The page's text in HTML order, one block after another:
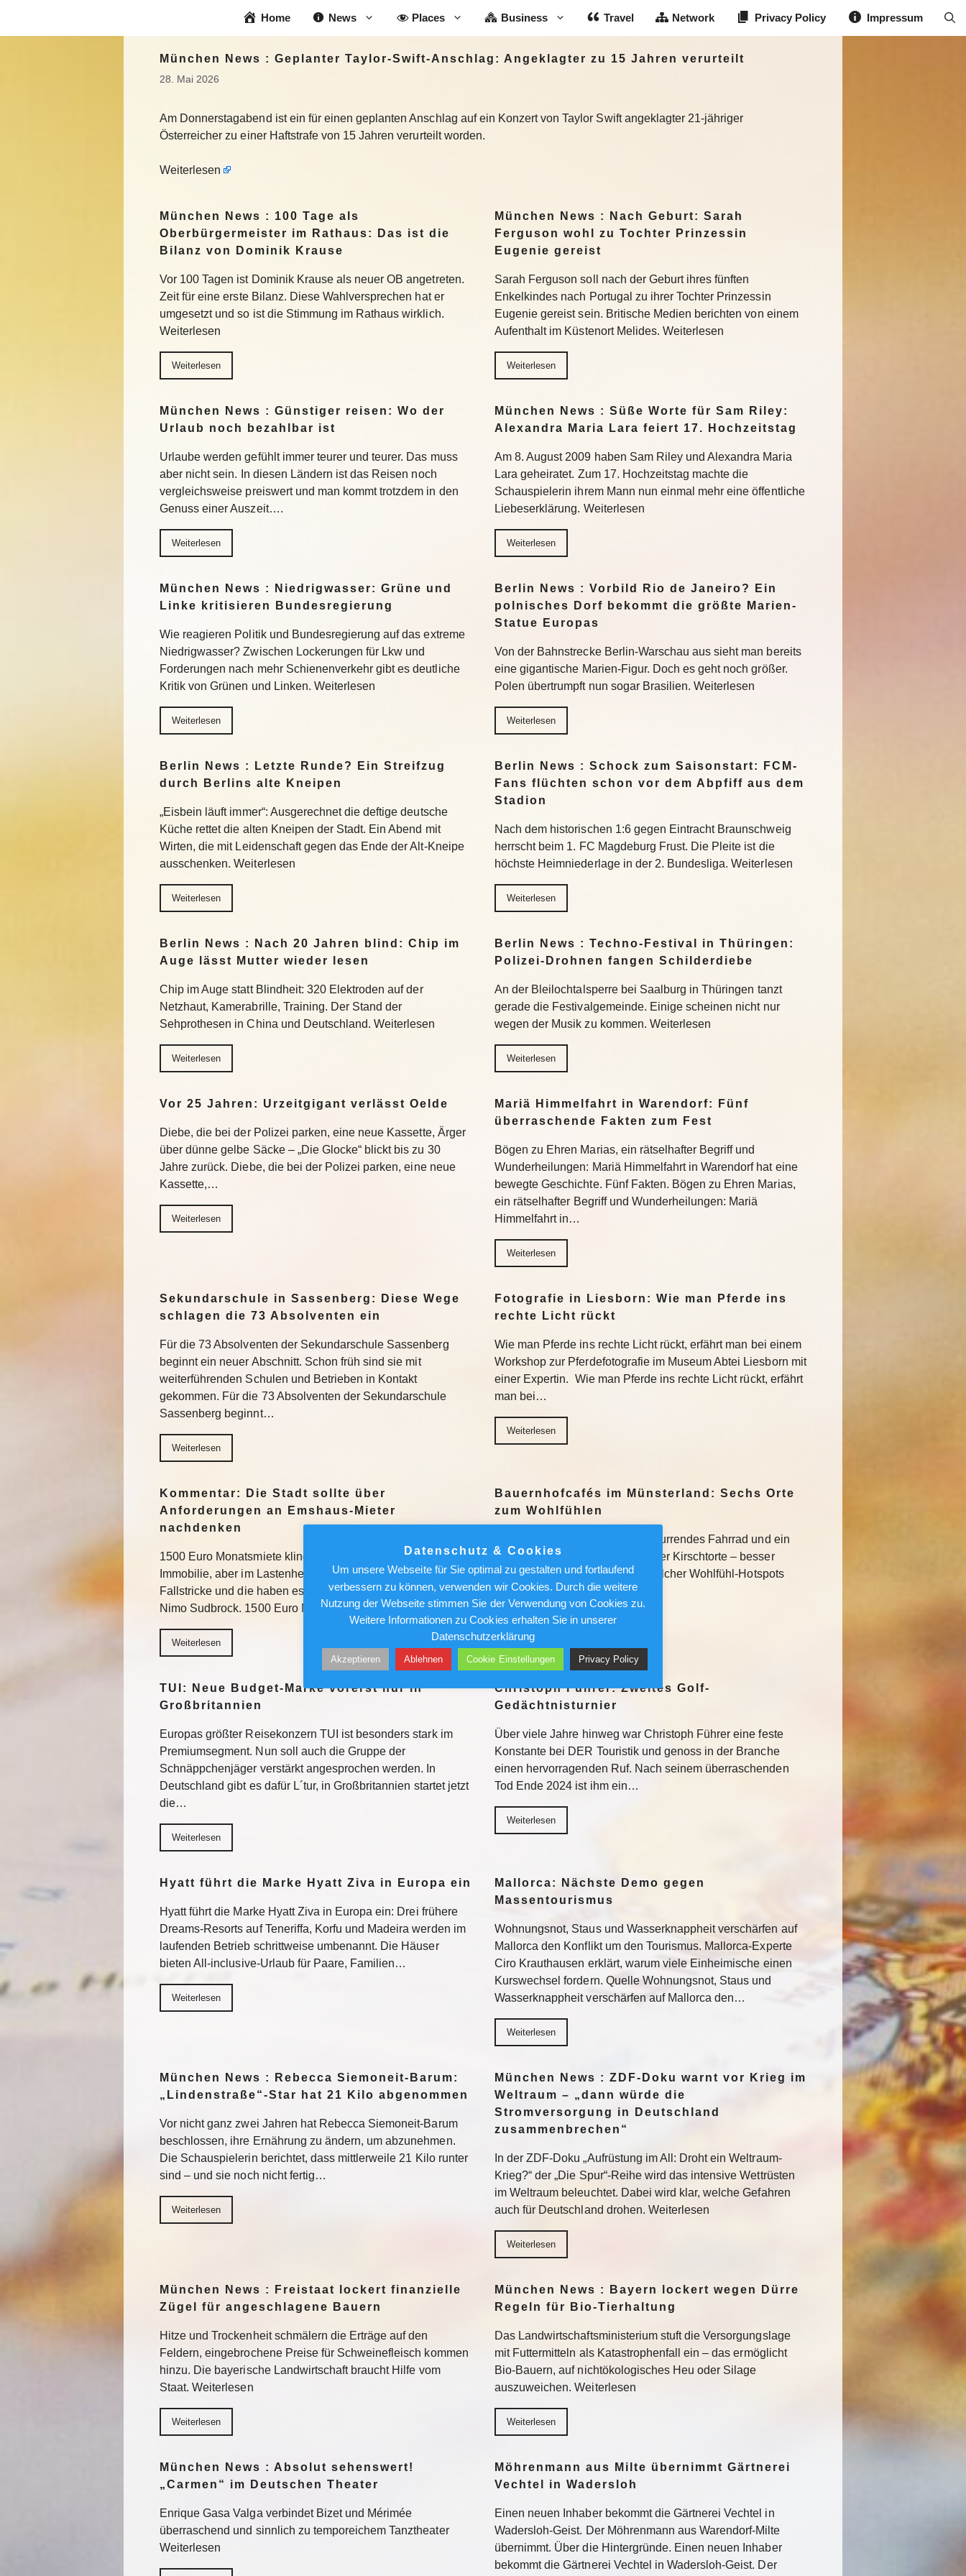
Home News Places Business Travel Network Privacy Policy Impressum
München News : Geplanter Taylor-Swift-Anschlag: Angeklagter zu 15 Jahren verurteilt
28. Mai 2026
Am Donnerstagabend ist ein für einen geplanten Anschlag auf ein Konzert von Taylor Swift angeklagter 21-jähriger
Österreicher zu einer Haftstrafe von 15 Jahren verurteilt worden.
Weiterlesen
München News : 100 Tage als
Oberbürgermeister im Rathaus: Das ist die
Bilanz von Dominik Krause
Vor 100 Tagen ist Dominik Krause als neuer OB angetreten.
Zeit für eine erste Bilanz. Diese Wahlversprechen hat er
umgesetzt und so ist die Stimmung im Rathaus wirklich.
Weiterlesen
Weiterlesen
München News : Nach Geburt: Sarah
Ferguson wohl zu Tochter Prinzessin
Eugenie gereist
Sarah Ferguson soll nach der Geburt ihres fünften
Enkelkindes nach Portugal zu ihrer Tochter Prinzessin
Eugenie gereist sein. Britische Medien berichten von einem
Aufenthalt im Küstenort Melides. Weiterlesen
Weiterlesen
München News : Günstiger reisen: Wo der
Urlaub noch bezahlbar ist
Urlaube werden gefühlt immer teurer und teurer. Das muss
aber nicht sein. In diesen Ländern ist das Reisen noch
vergleichsweise preiswert und man kommt trotzdem in den
Genuss einer Auszeit….
Weiterlesen
München News : Süße Worte für Sam Riley:
Alexandra Maria Lara feiert 17. Hochzeitstag
Am 8. August 2009 haben Sam Riley und Alexandra Maria
Lara geheiratet. Zum 17. Hochzeitstag machte die
Schauspielerin ihrem Mann nun einmal mehr eine öffentliche
Liebeserklärung. Weiterlesen
Weiterlesen
München News : Niedrigwasser: Grüne und
Linke kritisieren Bundesregierung
Wie reagieren Politik und Bundesregierung auf das extreme
Niedrigwasser? Zwischen Lockerungen für Lkw und
Forderungen nach mehr Schienenverkehr gibt es deutliche
Kritik von Grünen und Linken. Weiterlesen
Weiterlesen
Berlin News : Vorbild Rio de Janeiro? Ein
polnisches Dorf bekommt die größte Marien-
Statue Europas
Von der Bahnstrecke Berlin-Warschau aus sieht man bereits
eine gigantische Marien-Figur. Doch es geht noch größer.
Polen übertrumpft nun sogar Brasilien. Weiterlesen
Weiterlesen
Berlin News : Letzte Runde? Ein Streifzug
durch Berlins alte Kneipen
„Eisbein läuft immer“: Ausgerechnet die deftige deutsche
Küche rettet die alten Kneipen der Stadt. Ein Abend mit
Wirten, die mit Leidenschaft gegen das Ende der Alt-Kneipe
ausschenken. Weiterlesen
Weiterlesen
Berlin News : Schock zum Saisonstart: FCM-
Fans flüchten schon vor dem Abpfiff aus dem
Stadion
Nach dem historischen 1:6 gegen Eintracht Braunschweig
herrscht beim 1. FC Magdeburg Frust. Die Pleite ist die
höchste Heimniederlage in der 2. Bundesliga. Weiterlesen
Weiterlesen
Berlin News : Nach 20 Jahren blind: Chip im
Auge lässt Mutter wieder lesen
Chip im Auge statt Blindheit: 320 Elektroden auf der
Netzhaut, Kamerabrille, Training. Der Stand der
Sehprothesen in China und Deutschland. Weiterlesen
Weiterlesen
Berlin News : Techno-Festival in Thüringen:
Polizei-Drohnen fangen Schilderdiebe
An der Bleilochtalsperre bei Saalburg in Thüringen tanzt
gerade die Festivalgemeinde. Einige scheinen nicht nur
wegen der Musik zu kommen. Weiterlesen
Weiterlesen
Vor 25 Jahren: Urzeitgigant verlässt Oelde
Diebe, die bei der Polizei parken, eine neue Kassette, Ärger
über dünne gelbe Säcke – „Die Glocke“ blickt bis zu 30
Jahre zurück. Diebe, die bei der Polizei parken, eine neue
Kassette,…
Weiterlesen
Mariä Himmelfahrt in Warendorf: Fünf
überraschende Fakten zum Fest
Bögen zu Ehren Marias, ein rätselhafter Begriff und
Wunderheilungen: Mariä Himmelfahrt in Warendorf hat eine
bewegte Geschichte. Fünf Fakten. Bögen zu Ehren Marias,
ein rätselhafter Begriff und Wunderheilungen: Mariä
Himmelfahrt in…
Weiterlesen
Sekundarschule in Sassenberg: Diese Wege
schlagen die 73 Absolventen ein
Für die 73 Absolventen der Sekundarschule Sassenberg
beginnt ein neuer Abschnitt. Schon früh sind sie mit
weiterführenden Schulen und Betrieben in Kontakt
gekommen. Für die 73 Absolventen der Sekundarschule
Sassenberg beginnt…
Weiterlesen
Fotografie in Liesborn: Wie man Pferde ins
rechte Licht rückt
Wie man Pferde ins rechte Licht rückt, erfährt man bei einem
Workshop zur Pferdefotografie im Museum Abtei Liesborn mit
einer Expertin. Wie man Pferde ins rechte Licht rückt, erfährt
man bei…
Weiterlesen
Kommentar: Die Stadt sollte über
Anforderungen an Emshaus-Mieter
nachdenken
1500 Euro Monatsmiete klingt nach einer attraktiven
Immobilie, aber im Lastenheft für künftige Mieter lauern auch
Fallstricke und die haben es in sich. Das meint Redakteur
Nimo Sudbrock. 1500 Euro Monatsmiete…
Weiterlesen
Bauernhofcafés im Münsterland: Sechs Orte
zum Wohlfühlen
Ein milder Nachmittag, ein schnurrendes Fahrrad und ein
Bauernhofcafé mit Schwarzwälder Kirschtorte – besser
geht’s nicht. Wir stellen sechs solcher Wohlfühl-Hotspots
vor. Weiterlesen
Weiterlesen
TUI: Neue Budget-Marke vorerst nur in
Großbritannien
Europas größter Reisekonzern TUI ist besonders stark im
Premiumsegment. Nun soll auch die Gruppe der
Schnäppchenjäger verstärkt angesprochen werden. In
Deutschland gibt es dafür L´tur, in Großbritannien startet jetzt
die…
Weiterlesen
Christoph Führer: Zweites Golf-
Gedächtnisturnier
Über viele Jahre hinweg war Christoph Führer eine feste
Konstante bei DER Touristik und genoss in der Branche
einen hervorragenden Ruf. Nach seinem überraschenden
Tod Ende 2024 ist ihm ein…
Weiterlesen
Hyatt führt die Marke Hyatt Ziva in Europa ein
Hyatt führt die Marke Hyatt Ziva in Europa ein: Drei frühere
Dreams-Resorts auf Teneriffa, Korfu und Madeira werden im
laufenden Betrieb schrittweise umbenannt. Die Häuser
bieten All-inclusive-Urlaub für Paare, Familien…
Weiterlesen
Mallorca: Nächste Demo gegen
Massentourismus
Wohnungsnot, Staus und Wasserknappheit verschärfen auf
Mallorca den Konflikt um den Tourismus. Mallorca-Experte
Ciro Krauthausen erklärt, warum viele Einheimische einen
Kurswechsel fordern. Quelle Wohnungsnot, Staus und
Wasserknappheit verschärfen auf Mallorca den…
Weiterlesen
München News : Rebecca Siemoneit-Barum:
„Lindenstraße“-Star hat 21 Kilo abgenommen
Vor nicht ganz zwei Jahren hat Rebecca Siemoneit-Barum
beschlossen, ihre Ernährung zu ändern, um abzunehmen.
Die Schauspielerin berichtet, dass mittlerweile 21 Kilo runter
sind – und sie noch nicht fertig…
Weiterlesen
München News : ZDF-Doku warnt vor Krieg im
Weltraum – „dann würde die
Stromversorgung in Deutschland
zusammenbrechen“
In der ZDF-Doku „Aufrüstung im All: Droht ein Weltraum-
Krieg?“ der „Die Spur“-Reihe wird das intensive Wettrüsten
im Weltraum beleuchtet. Dabei wird klar, welche Gefahren
auch für Deutschland drohen. Weiterlesen
Weiterlesen
München News : Freistaat lockert finanzielle
Zügel für angeschlagene Bauern
Hitze und Trockenheit schmälern die Erträge auf den
Feldern, eingebrochene Preise für Schweinefleisch kommen
hinzu. Die bayerische Landwirtschaft braucht Hilfe vom
Staat. Weiterlesen
Weiterlesen
München News : Bayern lockert wegen Dürre
Regeln für Bio-Tierhaltung
Das Landwirtschaftsministerium stuft die Versorgungslage
mit Futtermitteln als Katastrophenfall ein – das ermöglicht
Bio-Bauern, auf nichtökologisches Heu oder Silage
auszuweichen. Weiterlesen
Weiterlesen
München News : Absolut sehenswert!
„Carmen“ im Deutschen Theater
Enrique Gasa Valga verbindet Bizet und Mérimée
überraschend und sinnlich zu temporeichem Tanztheater
Weiterlesen
Möhrenmann aus Milte übernimmt Gärtnerei
Vechtel in Wadersloh
Einen neuen Inhaber bekommt die Gärtnerei Vechtel in
Wadersloh-Geist. Der Möhrenmann aus Warendorf-Milte
übernimmt. Über die Hintergründe. Einen neuen Inhaber
bekommt die Gärtnerei Vechtel in Wadersloh-Geist. Der
Datenschutz & Cookies
Um unsere Webseite für Sie optimal zu gestalten und fortlaufend
verbessern zu können, verwenden wir Cookies. Durch die weitere
Nutzung der Webseite stimmen Sie der Verwendung von Cookies zu.
Weitere Informationen zu Cookies erhalten Sie in unserer
Datenschutzerklärung
Akzeptieren Ablehnen Cookie Einstellungen Privacy Policy